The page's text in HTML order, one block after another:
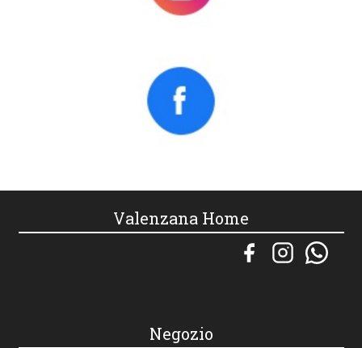
Valenzana Home
Negozio